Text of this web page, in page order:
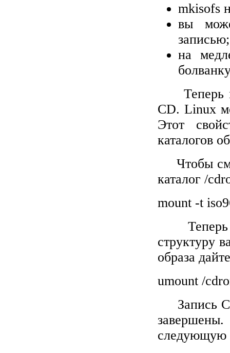
mkisofs
вы
записью;
на
CD. Linux
Этот
каталогов
Чтобы
каталог /
mount -t
структуру
образа
umount /
Запись
следующую